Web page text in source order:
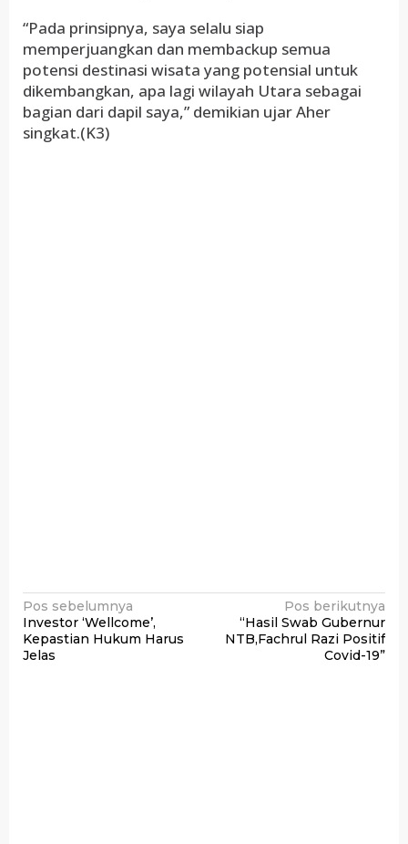
“Pada prinsipnya, saya selalu siap
memperjuangkan dan membackup semua
potensi destinasi wisata yang potensial untuk
dikembangkan, apa lagi wilayah Utara sebagai
bagian dari dapil saya,” demikian ujar Aher
singkat.(K3)
Navigasi
pos
Pos sebelumnya
Investor ‘Wellcome’,
Kepastian Hukum Harus
Jelas
Pos berikutnya
“Hasil Swab Gubernur
NTB,Fachrul Razi Positif
Covid-19”